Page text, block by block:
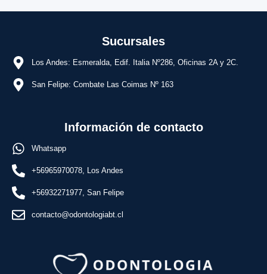
Sucursales
Los Andes: Esmeralda, Edif. Italia Nº286, Oficinas 2A y 2C.
San Felipe: Combate Las Coimas Nº 163
Información de contacto
Whatsapp
+56965970078, Los Andes
+56932271977, San Felipe
contacto@odontologiabt.cl